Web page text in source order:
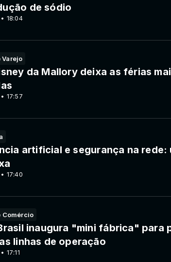
18:04
de sódio
Varejo
17:57
da Mallory deixa as férias
17:40
artificial e segurança na rede:
Comércio
17:11
inaugura "mini fábrica" para
linhas de operação